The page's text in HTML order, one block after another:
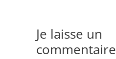
Je laisse un
commentaire